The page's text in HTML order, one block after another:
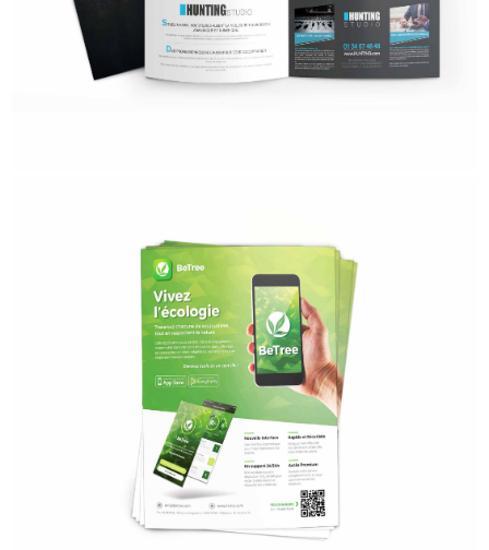
HUNTING STUDIO
Be TREE
- Secteur d'activités : Application -
- Grammage : 200 Grammes -